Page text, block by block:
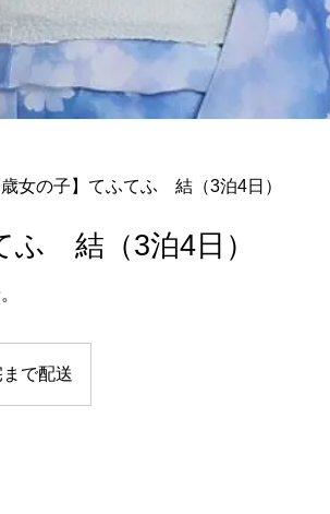
歳女の子】てふてふ 結（3泊4日）
ふ 結（3泊4日）
まで配送